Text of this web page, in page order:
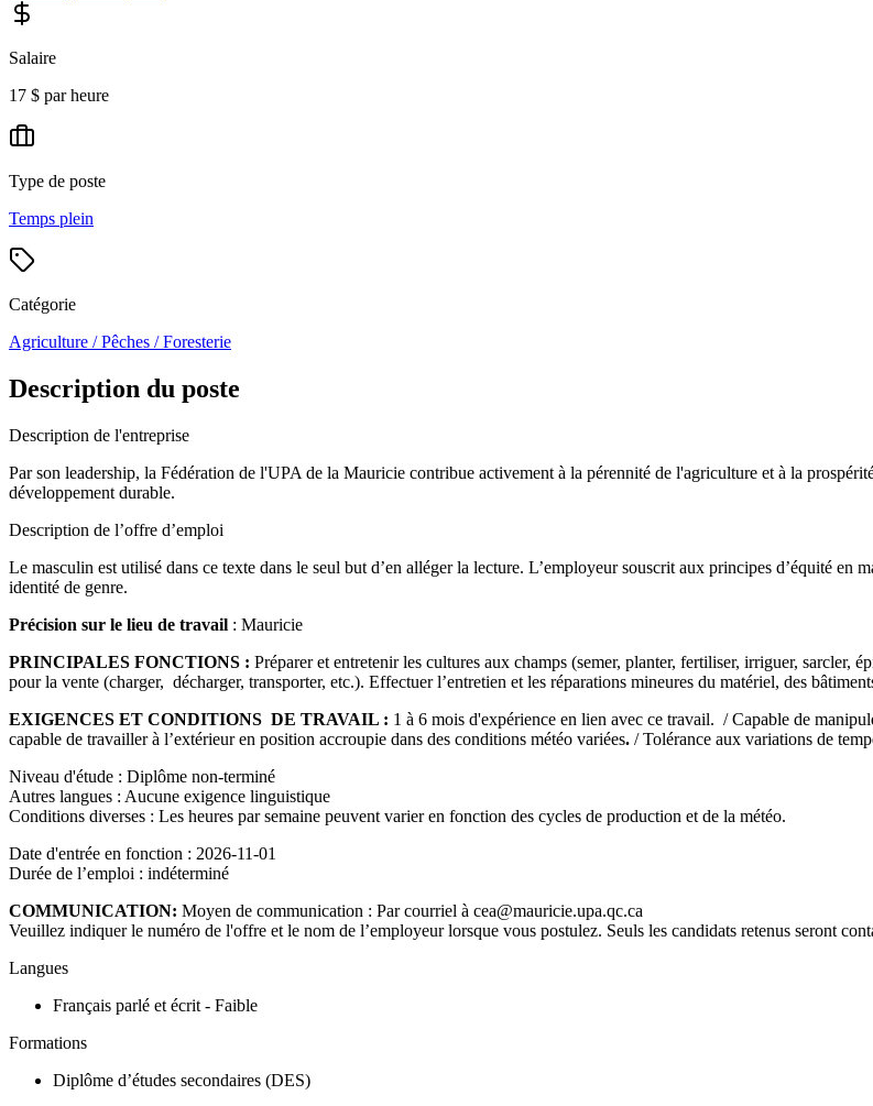
Salaire
17 $ par heure
Type de poste
Temps plein
Catégorie
Agriculture / Pêches / Foresterie
Description du poste
Description de l'entreprise
Par son leadership, la Fédération de l'UPA de la Mauricie contribue activement à la pérennité de l'agriculture et à la
développement durable.
Description de l’offre d’emploi
Le masculin est utilisé dans ce texte dans le seul but d’en alléger la lecture. L’employeur souscrit aux principes d’équité en
identité de genre.
Précision sur le lieu de travail : Mauricie
PRINCIPALES FONCTIONS : Préparer et entretenir les cultures aux champs (semer, planter, fertiliser, irriguer, sarcler,
pour la vente (charger, décharger, transporter, etc.). Effectuer l’entretien et les réparations mineures du matériel, des
EXIGENCES ET CONDITIONS DE TRAVAIL : 1 à 6 mois d'expérience en lien avec ce travail. / Capable de
capable de travailler à l’extérieur en position accroupie dans des conditions météo variées. / Tolérance aux variations de
Niveau d'étude : Diplôme non-terminé
Autres langues : Aucune exigence linguistique
Conditions diverses : Les heures par semaine peuvent varier en fonction des cycles de production et de la météo.
Date d'entrée en fonction : 2026-11-01
Durée de l’emploi : indéterminé
COMMUNICATION: Moyen de communication : Par courriel à cea@mauricie.upa.qc.ca
Veuillez indiquer le numéro de l'offre et le nom de l’employeur lorsque vous postulez. Seuls les candidats retenus seront
Langues
Français parlé et écrit - Faible
Formations
Diplôme d’études secondaires (DES)